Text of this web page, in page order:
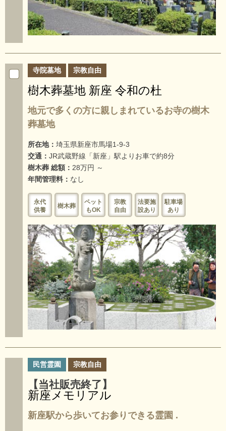
寺院墓地 宗教自由
樹木葬墓地 新座 令和の杜
地元で多くの方に親しまれているお寺の樹木
葬墓地
所在地： 埼玉県新座市馬場1-9-3
交通： JR武蔵野線「新座」駅よりお車で約8分
樹木葬 総額： 28万円 ～
年間管理料： なし
永代
供養
樹木葬
ペット
もOK
宗教
自由
法要施
設あり
駐車場
あり
民営霊園 宗教自由
【当社販売終了】
新座メモリアル
新座駅から歩いてお参りできる霊園 .